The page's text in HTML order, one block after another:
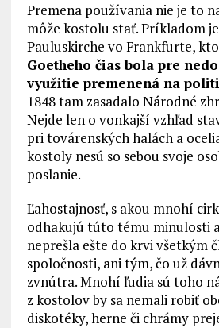
Premena používania nie je to
môže kostolu stať. Príkladom
Pauluskirche vo Frankfurte,
Goetheho čias bola pre
využitie premenená na
1848 tam zasadalo Národné
Nejde len o vonkajší vzhľad
pri továrenských halách a
kostoly nesú so sebou svoje
poslanie.
Ľahostajnosť, s akou mnohí
odhakujú túto tému minulosti
neprešla ešte do krvi všetkým
spoločnosti, ani tým, čo už
zvnútra. Mnohí ľudia sú toho
z kostolov by sa nemali robiť
diskotéky, herne či chrámy